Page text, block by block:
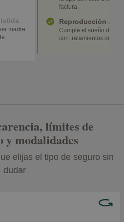
madre
factura.
Reproducción
Cumple el sueño de ser
con tratamientos de
límites de
y modalidades
elijas el tipo de seguro sin
dudar
podrás usar el primer día,